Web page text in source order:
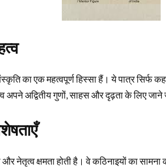
का एक महत्वपूर्ण हिस्सा हैं। ये पात्र सिर्फ
अपने अद्वितीय गुणों, साहस और दृढ़ता के लिए जाने
नेतृत्व क्षमता होती है। वे कठिनाइयों का